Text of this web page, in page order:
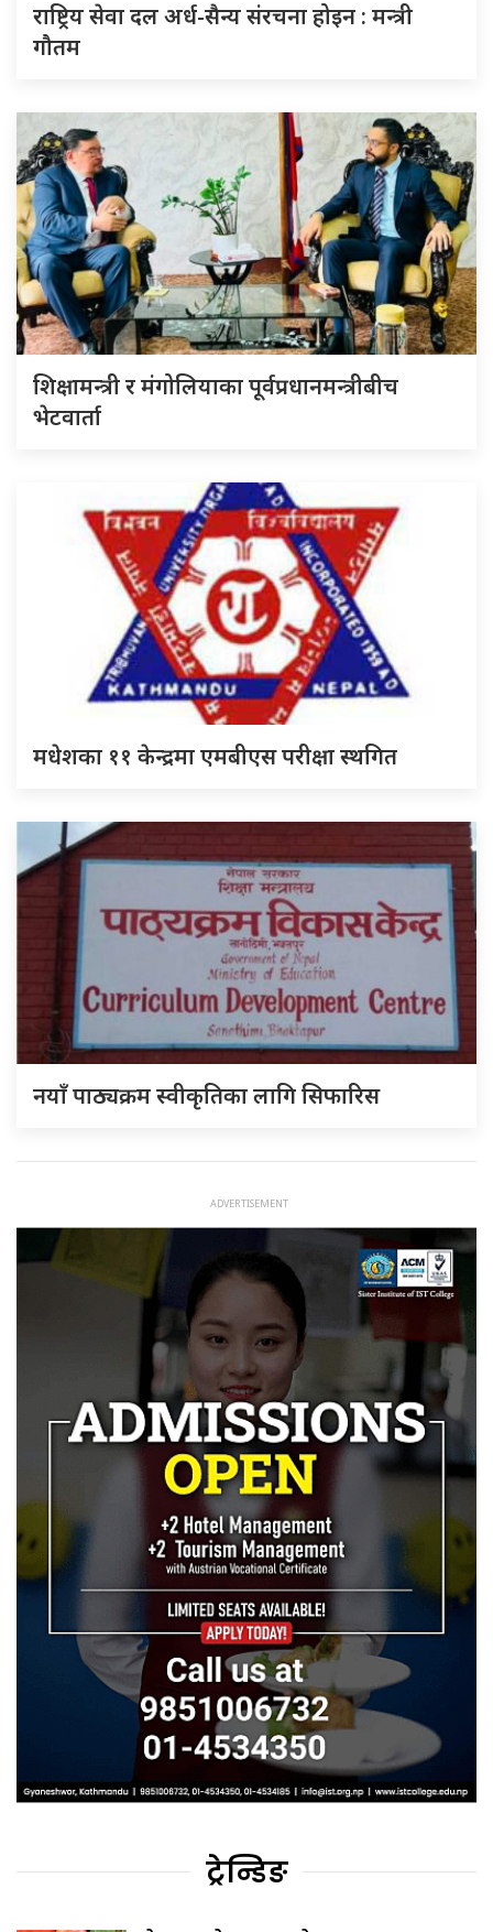
राष्ट्रिय सेवा दल अर्ध-सैन्य संरचना होइन : मन्त्री
गौतम
शिक्षामन्त्री र मंगोलियाका पूर्वप्रधानमन्त्रीबीच
भेटवार्ता
मधेशका ११ केन्द्रमा एमबीएस परीक्षा स्थगित
नयाँ पाठ्यक्रम स्वीकृतिका लागि सिफारिस
ट्रेन्डिङ